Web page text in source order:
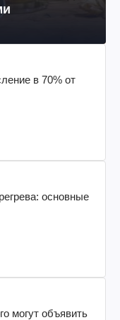
в 70% от
основные
могут объявить